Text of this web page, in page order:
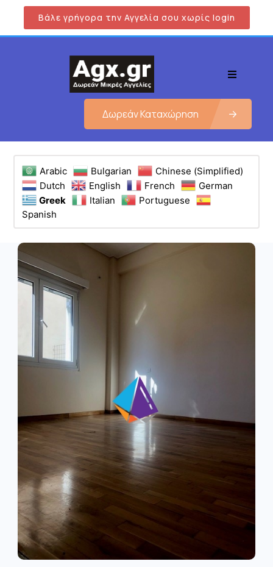
Βάλε γρήγορα την Αγγελία σου χωρίς login
Δωρεάν Καταχώρηση
Arabic Bulgarian
Chinese (Simplified)
Dutch
English French
German
Greek
Italian
Portuguese
Spanish